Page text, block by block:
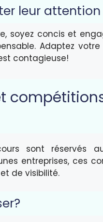
leur attention
soyez concis et
Adaptez
contagieuse!
sont réservés
entreprises, ces
de visibilité.